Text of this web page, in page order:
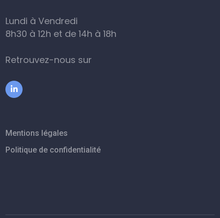
Lundi à Vendredi
8h30 à 12h et de 14h à 18h
Retrouvez-nous sur
Mentions légales
Politique de confidentialité